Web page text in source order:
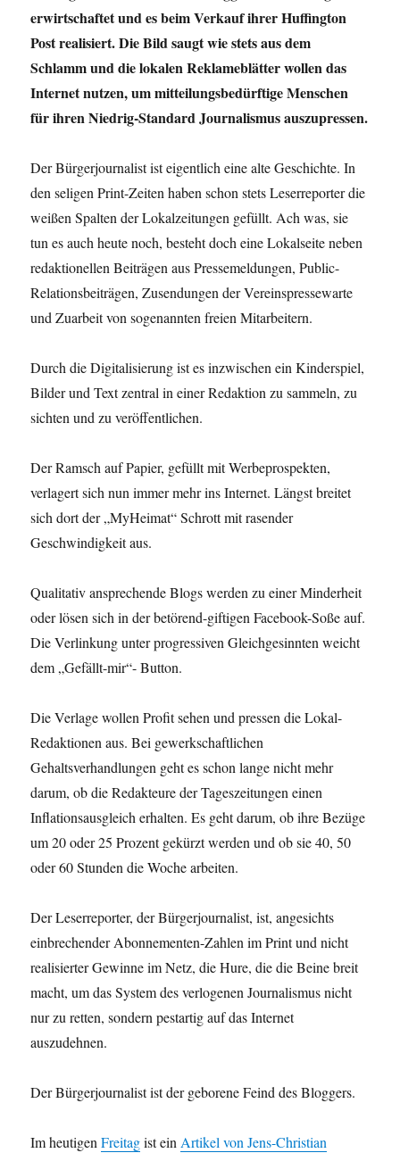
erwirtschaftet und es beim Verkauf ihrer Huffington
Post realisiert. Die Bild saugt wie stets aus dem
Schlamm und die lokalen Reklameblätter wollen das
Internet nutzen, um mitteilungsbedürftige Menschen
für ihren Niedrig-Standard Journalismus auszupressen.
Der Bürgerjournalist ist eigentlich eine alte Geschichte. In
den seligen Print-Zeiten haben schon stets Leserreporter die
weißen Spalten der Lokalzeitungen gefüllt. Ach was, sie
tun es auch heute noch, besteht doch eine Lokalseite neben
redaktionellen Beiträgen aus Pressemeldungen, Public-
Relationsbeiträgen, Zusendungen der Vereinspressewarte
und Zuarbeit von sogenannten freien Mitarbeitern.
Durch die Digitalisierung ist es inzwischen ein Kinderspiel,
Bilder und Text zentral in einer Redaktion zu sammeln, zu
sichten und zu veröffentlichen.
Der Ramsch auf Papier, gefüllt mit Werbeprospekten,
verlagert sich nun immer mehr ins Internet. Längst breitet
sich dort der „MyHeimat“ Schrott mit rasender
Geschwindigkeit aus.
Qualitativ ansprechende Blogs werden zu einer Minderheit
oder lösen sich in der betörend-giftigen Facebook-Soße auf.
Die Verlinkung unter progressiven Gleichgesinnten weicht
dem „Gefällt-mir“- Button.
Die Verlage wollen Profit sehen und pressen die Lokal-
Redaktionen aus. Bei gewerkschaftlichen
Gehaltsverhandlungen geht es schon lange nicht mehr
darum, ob die Redakteure der Tageszeitungen einen
Inflationsausgleich erhalten. Es geht darum, ob ihre Bezüge
um 20 oder 25 Prozent gekürzt werden und ob sie 40, 50
oder 60 Stunden die Woche arbeiten.
Der Leserreporter, der Bürgerjournalist, ist, angesichts
einbrechender Abonnementen-Zahlen im Print und nicht
realisierter Gewinne im Netz, die Hure, die die Beine breit
macht, um das System des verlogenen Journalismus nicht
nur zu retten, sondern pestartig auf das Internet
auszudehnen.
Der Bürgerjournalist ist der geborene Feind des Bloggers.
Im heutigenFreitagist einArtikel von Jens-Christian